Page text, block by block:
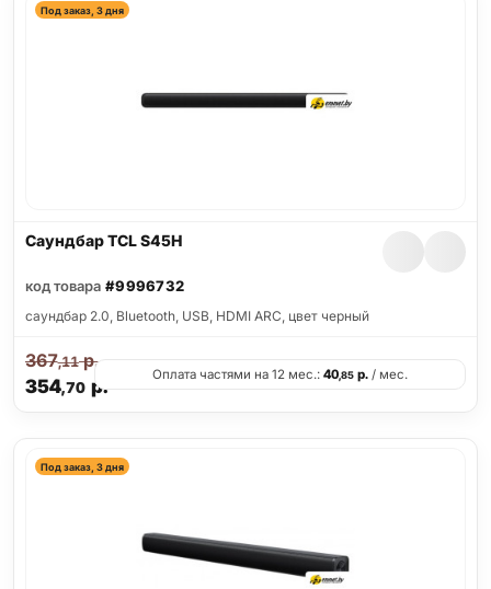
Под заказ, 3 дня
Саундбар TCL S45H
код товара #9996732
саундбар 2.0, Bluetooth, USB, HDMI ARC, цвет черный
354,70р.
367,11р.
Оплата частями на 12 мес.: 40,85 р. / мес.
Под заказ, 3 дня